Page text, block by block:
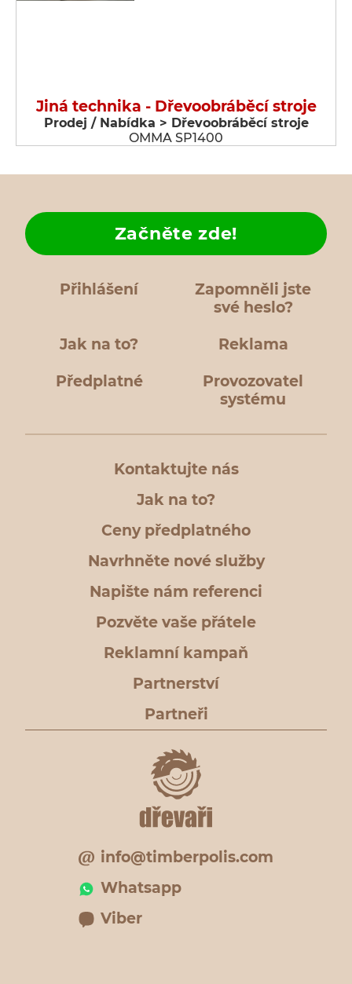
Jiná technika - Dřevoobráběcí stroje
Prodej / Nabídka > Dřevoobráběcí stroje
OMMA SP1400
Přihlášení
Zapomněli jste
své heslo?
Jak na to?
Začněte zde!
Reklama
Předplatné
Provozovatel
systému
Kontaktujte nás
Jak na to?
Ceny předplatného
Navrhněte nové služby
Napište nám referenci
Pozvěte vaše přátele
Reklamní kampaň
Partnerství
Partneři
info@timberpolis.com
Whatsapp
Viber